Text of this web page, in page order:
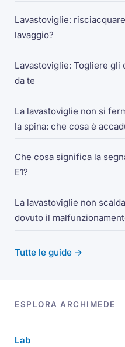
Lavastoviglie:
lavaggio?
Lavastoviglie: Togliere gli
da te
La lavastoviglie non si
la spina: che cosa è
Che cosa significa la
E1?
La lavastoviglie non
dovuto il
Tutte le guide →
ESPLORA ARCHIMEDE
Lab